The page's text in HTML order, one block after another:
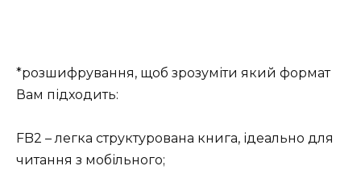
*розшифрування, щоб зрозуміти який формат
Вам підходить:
FB2 – легка структурована книга, ідеально для
читання з мобільного;